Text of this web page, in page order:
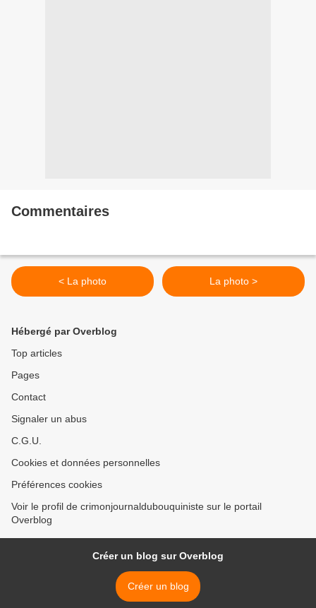
Commentaires
< La photo La photo >
Hébergé par Overblog
Top articles
Pages
Contact
Signaler un abus
C.G.U.
Cookies et données personnelles
Préférences cookies
Voir le profil de crimonjournaldubouquiniste sur le portail
Overblog
Créer un blog sur Overblog
Créer un blog